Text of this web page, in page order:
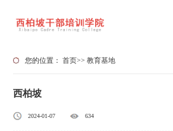
您的位置：首页>>教育基地
西柏坡
2024-01-07 634